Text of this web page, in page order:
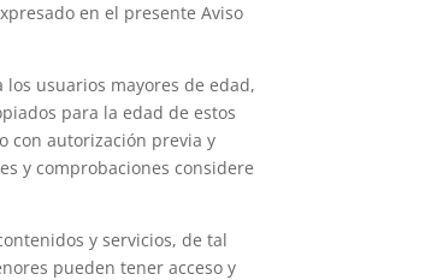
en el presente Aviso
los usuarios mayores de edad,
para la edad de estos
con autorización previa y
y comprobaciones considere
y servicios, de tal
pueden tener acceso y